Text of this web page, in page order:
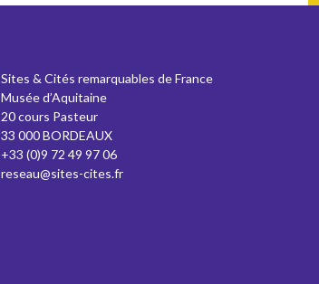
Sites & Cités remarquables de France
Musée d’Aquitaine
20 cours Pasteur
33 000 BORDEAUX
+33 (0)9 72 49 97 06
reseau@sites-cites.fr